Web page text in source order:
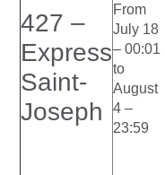
427 –
Express
Saint-
Joseph
From
July 18
– 00:01
to
August
4 –
23:59